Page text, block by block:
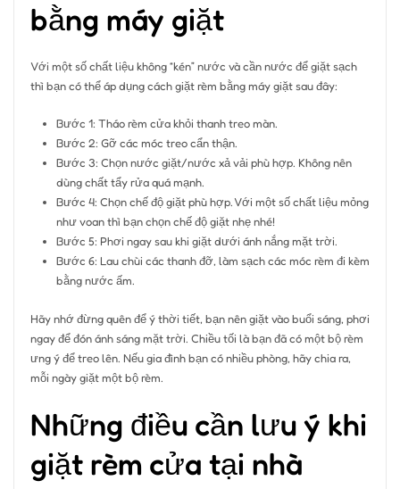
bằng máy giặt
Với một số chất liệu không “kén” nước và cần nước để giặt sạch
thì bạn có thể áp dụng cách giặt rèm bằng máy giặt sau đây:
Bước 1: Tháo rèm cửa khỏi thanh treo màn.
Bước 2: Gỡ các móc treo cẩn thận.
Bước 3: Chọn nước giặt/nước xả vải phù hợp. Không nên
dùng chất tẩy rửa quá mạnh.
Bước 4: Chọn chế độ giặt phù hợp. Với một số chất liệu mỏng
như voan thì bạn chọn chế độ giặt nhẹ nhé!
Bước 5: Phơi ngay sau khi giặt dưới ánh nắng mặt trời.
Bước 6: Lau chùi các thanh đỡ, làm sạch các móc rèm đi kèm
bằng nước ấm.
Hãy nhớ đừng quên để ý thời tiết, bạn nên giặt vào buổi sáng, phơi
ngay để đón ánh sáng mặt trời. Chiều tối là bạn đã có một bộ rèm
ưng ý để treo lên. Nếu gia đình bạn có nhiều phòng, hãy chia ra,
mỗi ngày giặt một bộ rèm.
Những điều cần lưu ý khi
giặt rèm cửa tại nhà